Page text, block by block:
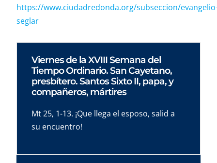
https://www.ciudadredonda.org/subseccion/
seglar
Viernes de la XVIII Semana del
Tiempo Ordinario. San Cayetano,
presbítero. Santos Sixto II, papa, y
compañeros, mártires
Mt 25, 1-13. ¡Que llega el esposo, salid a
su encuentro!